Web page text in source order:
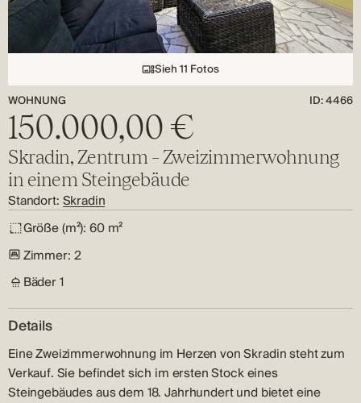
Sieh 11 Fotos
WOHNUNG
ID: 4466
150.000,00 €
Skradin, Zentrum – Zweizimmerwohnung
in einem Steingebäude
Standort: Skradin
Größe (m²): 60 m²
Zimmer: 2
Bäder1
Details
Eine Zweizimmerwohnung im Herzen von Skradin steht zum
Verkauf. Sie befindet sich im ersten Stock eines
Steingebäudes aus dem 18. Jahrhundert und bietet eine